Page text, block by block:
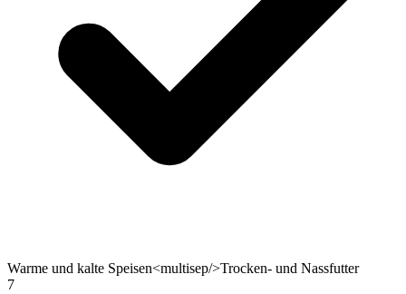
Warme und kalte Speisen<multisep/>Trocken- und Nassfutter
7